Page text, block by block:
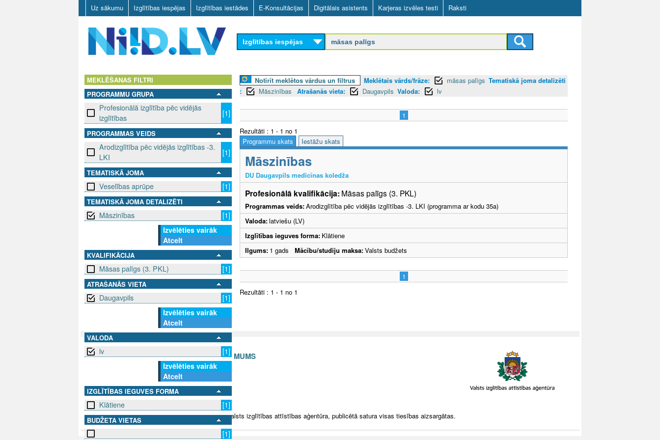
Skip
to
main
content
Uz sākumu Izglītības iespējas Izglītības iestādes E-Konsultācijas Digitālais asistents Karjeras izvēles testi Raksti
D
L
V
Izglītības iespējas
MEKLĒŠANAS FILTRI
PROGRAMMU GRUPA
Profesionālā izglītība pēc vidējās
izglītības
[1]
PROGRAMMAS VEIDS
Arodizglītība pēc vidējās izglītības -3.
LKI
[1]
TEMATISKĀ JOMA
Veselības aprūpe [1]
TEMATISKĀ JOMA DETALIZĒTI
Māszinības
[1]
Izvēlēties vairāk
Atcelt
KVALIFIKĀCIJA
Māsas palīgs (3. PKL) [1]
ATRAŠANĀS VIETA
Daugavpils
[1]
Izvēlēties vairāk
Atcelt
VALODA
lv
[1]
Izvēlēties vairāk
Atcelt
IZGLĪTĪBAS IEGUVES FORMA
Klātiene [1]
BUDŽETA VIETAS
[1]
Notīrīt meklētos vārdus un filtrus Meklētais vārds/frāze: māsas palīgs Tematiskā joma detalizēti
:
Māszinības Atrašanās vieta: Daugavpils Valoda: lv
1
Rezultāti : 1 - 1 no 1
Programmu skats
Iestāžu skats
Māszinības
DU Daugavpils medicīnas koledža
Profesionālā kvalifikācija: Māsas palīgs (3. PKL)
Programmas veids:Arodizglītība pēc vidējās izglītības -3. LKI (programma ar kodu 35a)
Valoda:latviešu (LV)
Izglītības ieguves forma: Klātiene
Ilgums: 1 gads Mācību/studiju maksa:Valsts budžets
1
Rezultāti : 1 - 1 no 1
SEKO MUMS SAZINIES AR MUMS
© 2025 Valsts izglītības attīstības aģentūra, publicētā satura visas tiesības aizsargātas.